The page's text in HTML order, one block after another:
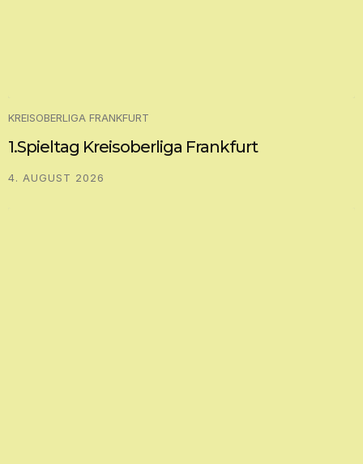
KREISOBERLIGA FRANKFURT
1.Spieltag Kreisoberliga Frankfurt
4. AUGUST 2026